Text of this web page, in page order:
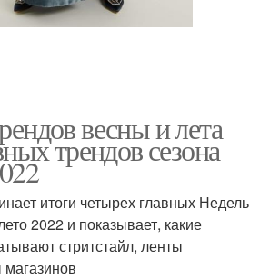
весны и лета
трендов сезона
итоги четырех главных Недель
2022 и показывает, какие
стритстайл, ленты